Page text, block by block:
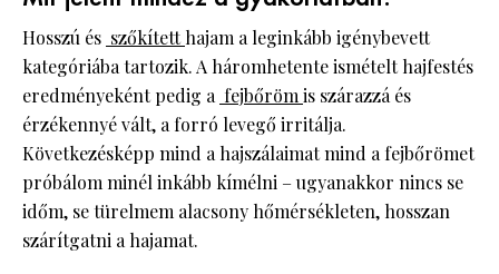
Hosszú és szőkítetthajam a leginkább igénybevett
kategóriába tartozik. A háromhetente ismételt hajfestés
eredményeként pedig a fejbőrömis szárazzá és
érzékennyé vált, a forró levegő irritálja.
Következésképp mind a hajszálaimat mind a fejbőrömet
próbálom minél inkább kímélni – ugyanakkor nincs se
időm, se türelmem alacsony hőmérsékleten, hosszan
szárítgatni a hajamat.